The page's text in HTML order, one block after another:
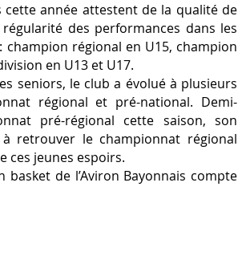
cette année attestent de la qualité de
des performances dans les
champion régional en U15, champion
en U13 et U17.
seniors, le club a évolué à plusieurs
régional et pré-national. Demi-
pré-régional cette saison, son
retrouver le championnat régional
ces jeunes espoirs.
basket de l’Aviron Bayonnais compte